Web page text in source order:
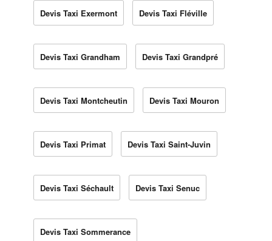
Devis Taxi Exermont Devis Taxi Fléville
Devis Taxi Grandham Devis Taxi Grandpré
Devis Taxi Montcheutin Devis Taxi Mouron
Devis Taxi Primat Devis Taxi Saint-Juvin
Devis Taxi Séchault Devis Taxi Senuc
Devis Taxi Sommerance